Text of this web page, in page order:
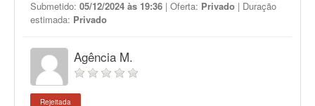
Submetido: 05/12/2024 às 19:36 | Oferta: Privado | Duração
estimada: Privado
Agência M.
Rejeitada